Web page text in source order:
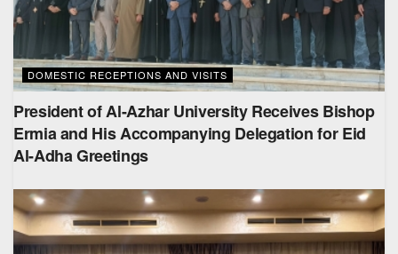
DOMESTIC RECEPTIONS AND VISITS
President of Al-Azhar University Receives Bishop
Ermia and His Accompanying Delegation for Eid
Al-Adha Greetings